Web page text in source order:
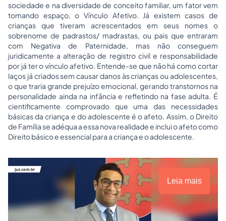
sociedade e na diversidade de conceito familiar, um fator vem
tomando espaço, o Vínculo Afetivo. Já existem casos de
crianças que tiveram acrescentados em seus nomes o
sobrenome de padrastos/ madrastas, ou pais que entraram
com Negativa de Paternidade, mas não conseguem
juridicamente a alteração de registro civil e responsabilidade
por já ter o vínculo afetivo. Entende-se que não há como cortar
laços já criados sem causar danos às crianças ou adolescentes,
o que traria grande prejuízo emocional, gerando transtornos na
personalidade ainda na infância e refletindo na fase adulta. É
cientificamente comprovado que uma das necessidades
básicas da criança e do adolescente é o afeto. Assim, o Direito
de Família se adéqua a essa nova realidade e inclui o afeto como
Direito básico e essencial para a criança e o adolescente.
Leia mais